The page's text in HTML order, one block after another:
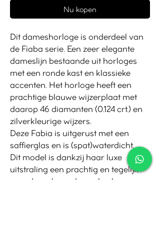
Nu kopen
Dit dameshorloge is onderdeel van
de Fiaba serie. Een zeer elegante
dameslijn bestaande uit horloges
met een ronde kast en klassieke
accenten. Het horloge heeft een
prachtige blauwe wijzerplaat met
daarop 46 diamanten (0.124 crt.) en
zilverkleurige wijzers.
Deze Fabia is uitgerust met een
saffierglas en is (spat)waterdicht.
Dit model is dankzij haar luxe
uitstraling een prachtig en tegelijk
zeer draagbaar dameshorloge.